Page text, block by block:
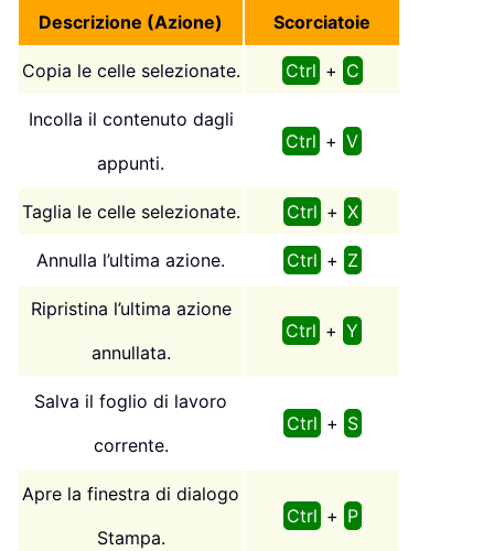
Descrizione (Azione) Scorciatoie
Copia le celle selezionate. Ctrl + C
Incolla il contenuto dagli
appunti.
Ctrl + V
Taglia le celle selezionate. Ctrl + X
Annulla l’ultima azione. Ctrl + Z
Ripristina l’ultima azione
annullata.
Ctrl + Y
Salva il foglio di lavoro
corrente.
Ctrl + S
Apre la finestra di dialogo
Stampa.
Ctrl + P